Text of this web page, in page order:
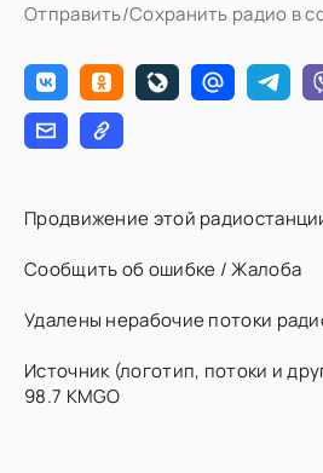
Отправить/Сохранить радио в
Продвижение этой
Сообщить об ошибке / Жалоба
Удалены нерабочие потоки
Источник (логотип, потоки и
98.7 KMGO